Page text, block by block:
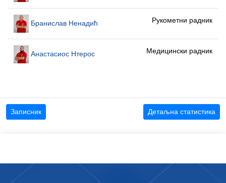
Бранислав Ненадић Рукометни радник
Анастасиос Нтерос Медицински радник
Записник Детаљна статистика